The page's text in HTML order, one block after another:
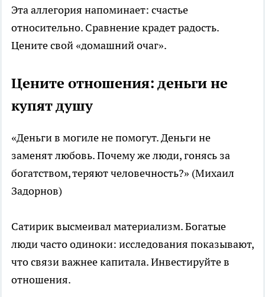
Эта аллегория напоминает: счастье
относительно. Сравнение крадет радость.
Цените свой «домашний очаг».
Цените отношения: деньги не
купят душу
«Деньги в могиле не помогут. Деньги не
заменят любовь. Почему же люди, гонясь за
богатством, теряют человечность?» (Михаил
Задорнов)
Сатирик высмеивал материализм. Богатые
люди часто одиноки: исследования показывают,
что связи важнее капитала. Инвестируйте в
отношения.